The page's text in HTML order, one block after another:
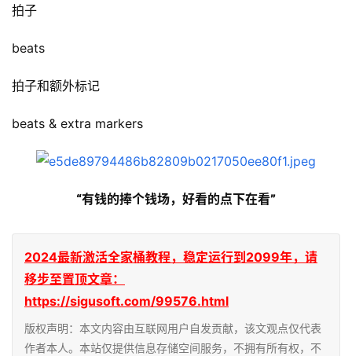
拍子
beats
拍子和额外标记
beats & extra markers
“有钱的捧个钱场，好看的点下在看”
2024最新激活全家桶教程，稳定运行到2099年，请
移步至置顶文章：
https://sigusoft.com/99576.html
版权声明：本文内容由互联网用户自发贡献，该文观点仅代表
作者本人。本站仅提供信息存储空间服务，不拥有所有权，不